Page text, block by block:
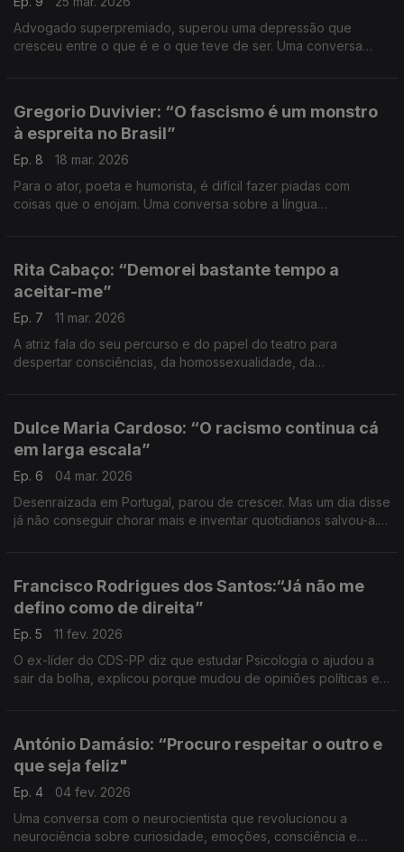
Advogado superpremiado, superou uma depressão que
cresceu entre o que é e o que teve de ser. Uma conversa
Gregorio Duvivier: “O fascismo é um monstro
à espreita no Brasil”
Ep. 8
18 mar. 2026
Para o ator, poeta e humorista, é difícil fazer piadas com
coisas que o enojam. Uma conversa sobre a língua
Rita Cabaço: “Demorei bastante tempo a
aceitar-me”
Ep. 7
11 mar. 2026
A atriz fala do seu percurso e do papel do teatro para
despertar consciências, da homossexualidade, da
Dulce Maria Cardoso: “O racismo continua cá
em larga escala”
Ep. 6
04 mar. 2026
Desenraizada em Portugal, parou de crescer. Mas um dia disse
já não conseguir chorar mais e inventar quotidianos salvou-a.
Francisco Rodrigues dos Santos:“Já não me
defino como de direita”
Ep. 5
11 fev. 2026
O ex-líder do CDS-PP diz que estudar Psicologia o ajudou a
sair da bolha, explicou porque mudou de opiniões políticas em
António Damásio: “Procuro respeitar o outro e
que seja feliz"
Ep. 4
04 fev. 2026
Uma conversa com o neurocientista que revolucionou a
neurociência sobre curiosidade, emoções, consciência e